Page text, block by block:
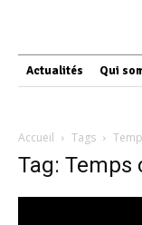
Actualités Qui
Accueil Tags
Tag: Temps